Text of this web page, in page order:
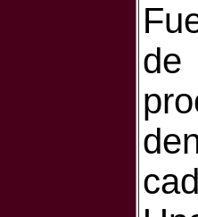
de